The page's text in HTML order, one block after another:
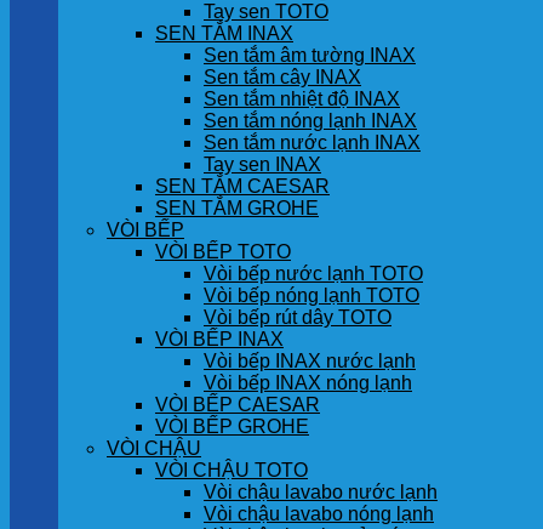
Tay sen TOTO
SEN TẮM INAX
Sen tắm âm tường INAX
Sen tắm cây INAX
Sen tắm nhiệt độ INAX
Sen tắm nóng lạnh INAX
Sen tắm nước lạnh INAX
Tay sen INAX
SEN TẮM CAESAR
SEN TẮM GROHE
VÒI BẾP
VÒI BẾP TOTO
Vòi bếp nước lạnh TOTO
Vòi bếp nóng lạnh TOTO
Vòi bếp rút dây TOTO
VÒI BẾP INAX
Vòi bếp INAX nước lạnh
Vòi bếp INAX nóng lạnh
VÒI BẾP CAESAR
VÒI BẾP GROHE
VÒI CHẬU
VÒI CHẬU TOTO
Vòi chậu lavabo nước lạnh
Vòi chậu lavabo nóng lạnh